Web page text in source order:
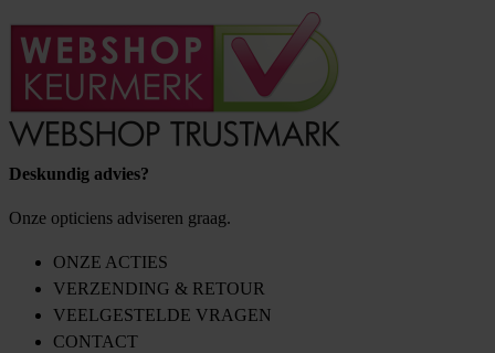
Deskundig advies?
Onze opticiens adviseren graag.
ONZE ACTIES
VERZENDING & RETOUR
VEELGESTELDE VRAGEN
CONTACT